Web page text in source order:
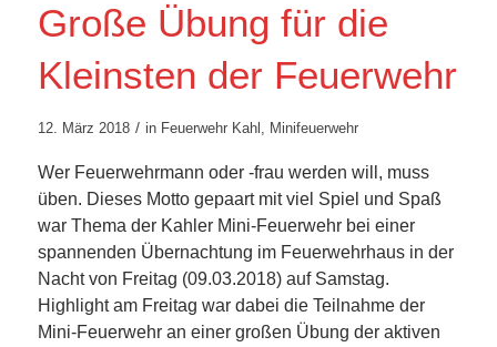
Große Übung für die
Kleinsten der Feuerwehr
12. März 2018 / in Feuerwehr Kahl , Minifeuerwehr
Wer Feuerwehrmann oder -frau werden will, muss
üben. Dieses Motto gepaart mit viel Spiel und Spaß
war Thema der Kahler Mini-Feuerwehr bei einer
spannenden Übernachtung im Feuerwehrhaus in der
Nacht von Freitag (09.03.2018) auf Samstag.
Highlight am Freitag war dabei die Teilnahme der
Mini-Feuerwehr an einer großen Übung der aktiven